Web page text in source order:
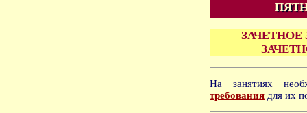
На занятиях
требования для их